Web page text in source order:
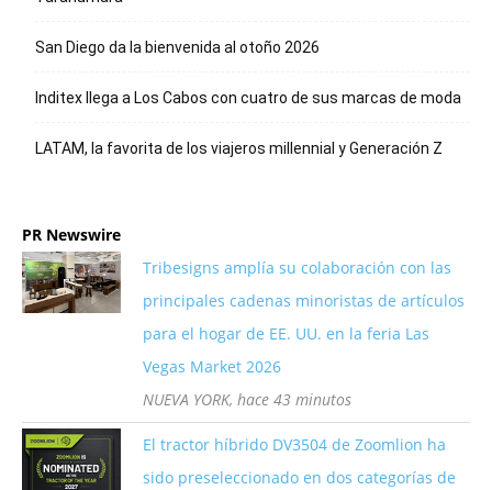
San Diego da la bienvenida al otoño 2026
Inditex llega a Los Cabos con cuatro de sus marcas de moda
LATAM, la favorita de los viajeros millennial y Generación Z
PR Newswire
Tribesigns amplía su colaboración con las
principales cadenas minoristas de artículos
para el hogar de EE. UU. en la feria Las
Vegas Market 2026
NUEVA YORK, hace 43 minutos
El tractor híbrido DV3504 de Zoomlion ha
sido preseleccionado en dos categorías de